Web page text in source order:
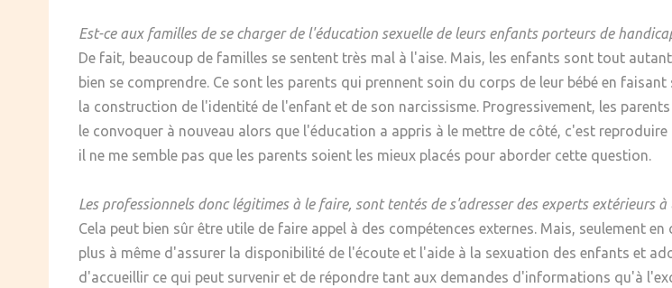
Violence / Maltraitance
Agression Sexuelle
Délinquance
Banlieue
Protection De L'enfance
Accueil – Placement
Psychiatrie
Psychologie
Sexualité
Sociologie
SOCIÉTÉ
Économie / Emploi
Justice
Politique
Religion
Scolarité
CULTURE
Romans / Médias
Est-ce aux familles de se charger de l'éducation sexuelle de leurs enfants porteurs de
De fait, beaucoup de familles se sentent très mal à l'aise. Mais, les enfants sont tout
bien se comprendre. Ce sont les parents qui prennent soin du corps de leur bébé en
la construction de l'identité de l'enfant et de son narcissisme. Progressivement, les
le convoquer à nouveau alors que l'éducation a appris à le mettre de côté, c'est
il ne me semble pas que les parents soient les mieux placés pour aborder cette question.
Les professionnels donc légitimes à le faire, sont tentés de s'adresser des experts extérieurs
Cela peut bien sûr être utile de faire appel à des compétences externes. Mais, seulement
plus à même d'assurer la disponibilité de l'écoute et l'aide à la sexuation des enfants et
d'accueillir ce qui peut survenir et de répondre tant aux demandes d'informations qu'à